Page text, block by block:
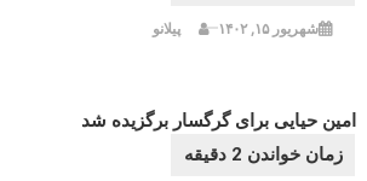
شهریور ۱۵, ۱۴۰۲ پیلانو
امین حیایی برای گرگسار برگزیده شد